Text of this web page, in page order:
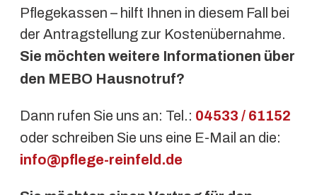
Pflegekassen – hilft Ihnen in diesem Fall bei
der Antragstellung zur Kostenübernahme.
Sie möchten weitere Informationen über
den MEBO Hausnotruf?
Dann rufen Sie uns an: Tel.: 04533 / 61152
oder schreiben Sie uns eine E-Mail an die:
info@pflege-reinfeld.de